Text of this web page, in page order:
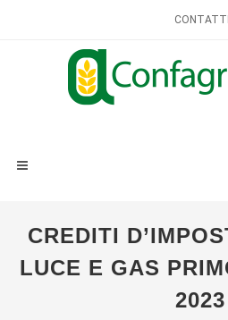
CONTATTI
CREDITI
LUCE E GAS
2023